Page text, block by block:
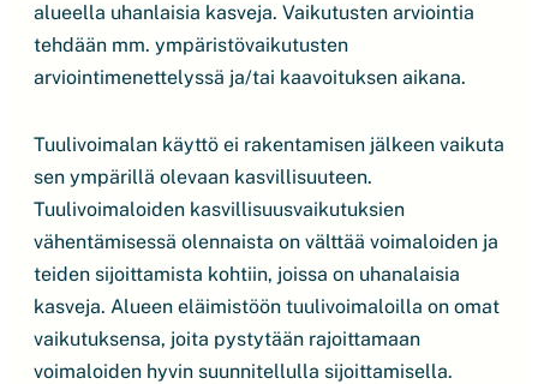
alueella uhanlaisia kasveja. Vaikutusten arviointia
tehdään mm. ympäristövaikutusten
arviointimenettelyssä ja/tai kaavoituksen aikana.
Tuulivoimalan käyttö ei rakentamisen jälkeen vaikuta
sen ympärillä olevaan kasvillisuuteen.
Tuulivoimaloiden kasvillisuusvaikutuksien
vähentämisessä olennaista on välttää voimaloiden ja
teiden sijoittamista kohtiin, joissa on uhanalaisia
kasveja. Alueen eläimistöön tuulivoimaloilla on omat
vaikutuksensa, joita pystytään rajoittamaan
voimaloiden hyvin suunnitellulla sijoittamisella.